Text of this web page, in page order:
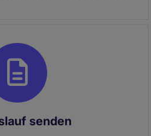
senden